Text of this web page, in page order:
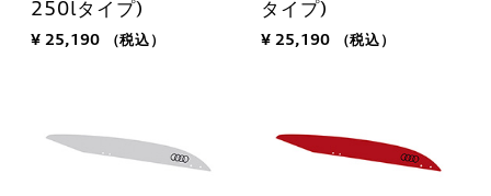
250lタイプ)
¥ 25,190 （税込）
タイプ)
¥ 25,190 （税込）